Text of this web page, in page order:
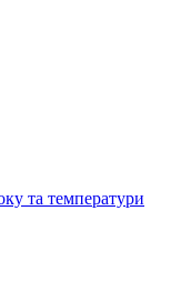
та температури